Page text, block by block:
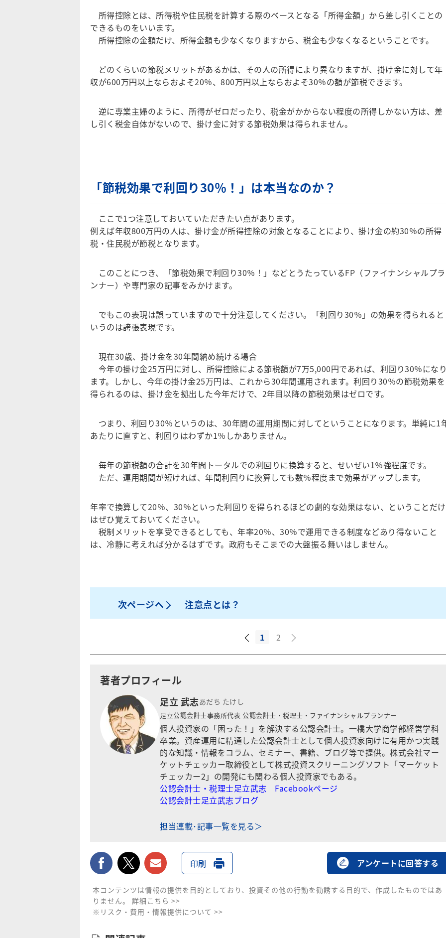
所得控除とは、所得税や住民税を計算する際のベースとなる「所得金額」から差し引くことの
できるものをいいます。
所得控除の金額だけ、所得金額も少なくなりますから、税金も少なくなるということです。
どのくらいの節税メリットがあるかは、その人の所得により異なりますが、掛け金に対して年
収が600万円以上ならおよそ20％、800万円以上ならおよそ30％の額が節税できます。
逆に専業主婦のように、所得がゼロだったり、税金がかからない程度の所得しかない方は、差
し引く税金自体がないので、掛け金に対する節税効果は得られません。
「節税効果で利回り30％！」は本当なのか？
ここで1つ注意しておいていただきたい点があります。
例えば年収800万円の人は、掛け金が所得控除の対象となることにより、掛け金の約30％の所得
税・住民税が節税となります。
このことにつき、「節税効果で利回り30％！」などとうたっているFP（ファイナンシャルプラ
ンナー）や専門家の記事をみかけます。
でもこの表現は誤っていますので十分注意してください。「利回り30％」の効果を得られると
いうのは誇張表現です。
現在30歳、掛け金を30年間納め続ける場合
今年の掛け金25万円に対し、所得控除による節税額が7万5,000円であれば、利回り30％にな
ます。しかし、今年の掛け金25万円は、これから30年間運用されます。利回り30％の節税効果を
得られるのは、掛け金を拠出した今年だけで、2年目以降の節税効果はゼロです。
つまり、利回り30％というのは、30年間の運用期間に対してということになります。単純に1
あたりに直すと、利回りはわずか1％しかありません。
毎年の節税額の合計を30年間トータルでの利回りに換算すると、せいぜい1％強程度です。
ただ、運用期間が短ければ、年間利回りに換算しても数％程度まで効果がアップします。
年率で換算して20％、30％といった利回りを得られるほどの劇的な効果はない、ということだけ
はぜひ覚えておいてください。
税制メリットを享受できるとしても、年率20％、30％で運用できる制度などあり得ないこと
は、冷静に考えれば分かるはずです。政府もそこまでの大盤振る舞いはしません。
次ページへ 注意点とは？
1 2
著者プロフィール
足立 武志あだち たけし
足立公認会計士事務所代表 公認会計士・税理士・ファイナンシャルプランナー
個人投資家の「困った！」を解決する公認会計士。一橋大学商学部経営学科
卒業。資産運用に精通した公認会計士として個人投資家向けに有用かつ実践
的な知識・情報をコラム、セミナー、書籍、ブログ等で提供。株式会社マー
ケットチェッカー取締役として株式投資スクリーニングソフト「マーケット
チェッカー2」の開発にも関わる個人投資家でもある。
公認会計士・税理士足立武志 Facebookページ
公認会計士足立武志ブログ
担当連載･記事一覧を見る＞
facebooktwitter メールで送る
印刷 アンケートに回答する
本コンテンツは情報の提供を目的としており、投資その他の行動を勧誘する目的で、作成したものではあ
りません。 詳細こちら >>
※リスク・費用・情報提供について >>